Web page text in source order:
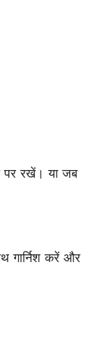
पर रखें। या जब
गार्निश करें और